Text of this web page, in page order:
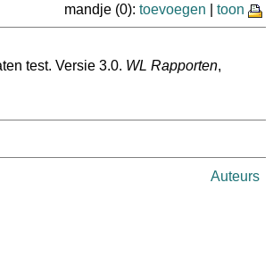
mandje (0): toevoegen toon
test. Versie 3.0. WL Rapporten,
Auteurs